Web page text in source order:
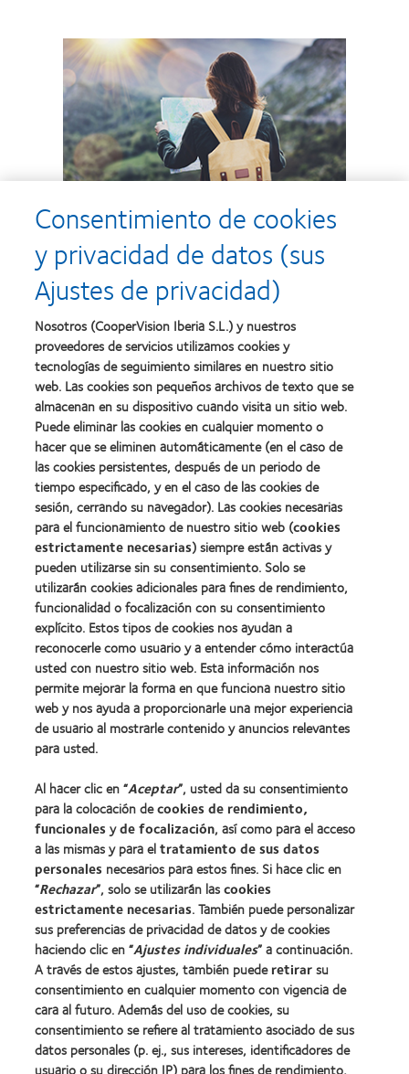
3 INNOVACIÓN +
TECNOLOGÍA
Disfruta de las últimas
innovaciones y avances
tecnológicos para mantener tu estilo
de vida.
Primeros signos de la presbicia
Afecta a personas mayores de 40 años.
Alteraciones en la visión de cerca.
Dificultad para ver de cerca.
Problemas para ver pantallas de
teléfonos móviles.
Dificultad para concentrarse en la letra
pequeña.
Problemas para leer con poca luz.
Consentimiento de cookies
y privacidad de datos (sus
Ajustes de privacidad)
Nosotros (CooperVision Iberia S.L.) y nuestros
proveedores de servicios utilizamos cookies y
tecnologías de seguimiento similares en nuestro sitio
web. Las cookies son pequeños archivos de texto que se
almacenan en su dispositivo cuando visita un sitio web.
Puede eliminar las cookies en cualquier momento o
hacer que se eliminen automáticamente (en el caso de
las cookies persistentes, después de un periodo de
tiempo especificado, y en el caso de las cookies de
sesión, cerrando su navegador). Las cookies necesarias
para el funcionamiento de nuestro sitio web (cookies
estrictamente necesarias) siempre están activas y
pueden utilizarse sin su consentimiento. Solo se
utilizarán cookies adicionales para fines de rendimiento,
funcionalidad o focalización con su consentimiento
explícito. Estos tipos de cookies nos ayudan a
reconocerle como usuario y a entender cómo interactúa
usted con nuestro sitio web. Esta información nos
permite mejorar la forma en que funciona nuestro sitio
web y nos ayuda a proporcionarle una mejor experiencia
de usuario al mostrarle contenido y anuncios relevantes
para usted.
Al hacer clic en “Aceptar”, usted da su consentimiento
para la colocación decookies de rendimiento,
funcionalesyde focalización, así como para el acceso
a las mismas y para eltratamiento de sus datos
personales necesarios para estos fines. Si hace clic en
“Rechazar”, solo se utilizarán lascookies
estrictamente necesarias. También puede personalizar
sus preferencias de privacidad de datos y de cookies
haciendo clic en “Ajustes individuales” a continuación.
A través de estos ajustes, también puederetirarsu
consentimiento en cualquier momento con vigencia de
cara al futuro. Además del uso de cookies, su
consentimiento se refiere al tratamiento asociado de sus
datos personales (p. ej., sus intereses, identificadores de
usuario o su dirección IP) para los fines de rendimiento,